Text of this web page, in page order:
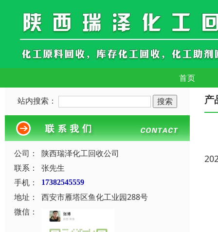
首页
站内搜索：
公司：
陕西瑞泽化工回收公司
联系：
张先生
手机：
17382545559
地址：
西安市雁塔区鱼化工业园288号
微信：
产